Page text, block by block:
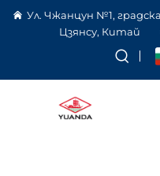
Ул. Чжанцун №1,
Цзянсу, Китай